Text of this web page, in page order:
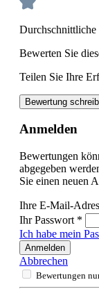
Bewerten Sie
Teilen Sie Ihre
Bewertung
Anmelden
Bewertungen
abgegeben
Sie einen neuen
Ihre E-Mail-
Ihr Passwort *
Ich habe mein
Anmelden
Abbrechen
Bewertungen